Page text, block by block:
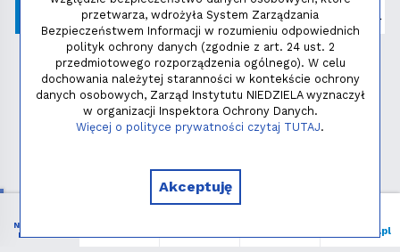
Polityka prywatności
Copyright © 2026 - Instytut NIEDZIELA
NIEZBĘDNIK
KATOLIKA
niedziela.pl
przetwarza, wdrożyła System Zarządzania
Bezpieczeństwem Informacji w rozumieniu odpowiednich
polityk ochrony danych (zgodnie z art. 24 ust. 2
przedmiotowego rozporządzenia ogólnego). W celu
dochowania należytej staranności w kontekście ochrony
danych osobowych, Zarząd Instytutu NIEDZIELA wyznaczył
w organizacji Inspektora Ochrony Danych.
Więcej o polityce prywatności czytaj TUTAJ.
Akceptuję